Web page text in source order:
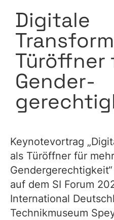
Digitale
Türöffner
Gender­
Keynotevortrag
als Türöffner für mehr
auf dem SI Forum
International
Technikmuseum